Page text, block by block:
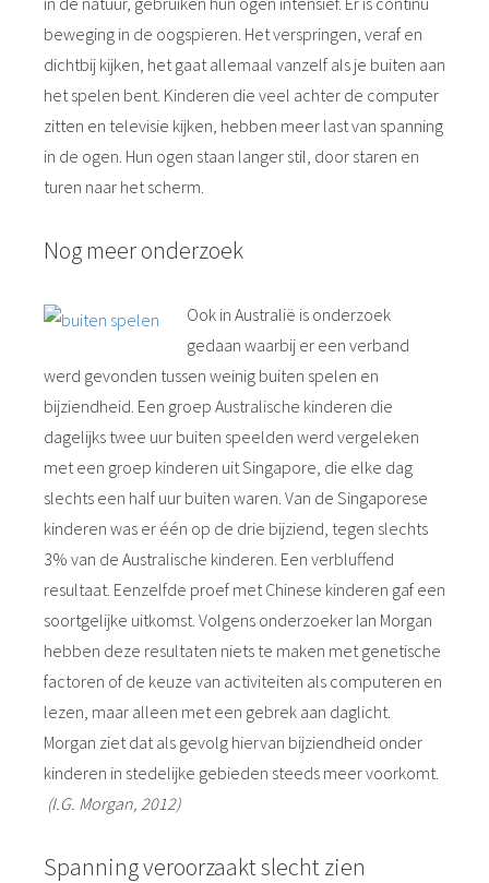
beweging in de oogspieren. Het verspringen, veraf en
dichtbij kijken, het gaat allemaal vanzelf als je buiten aan
het spelen bent. Kinderen die veel achter de computer
zitten en televisie kijken, hebben meer last van spanning
in de ogen. Hun ogen staan langer stil, door staren en
turen naar het scherm.
Nog meer onderzoek
Ook in Australië is onderzoek
gedaan waarbij er een verband
werd gevonden tussen weinig buiten spelen en
bijziendheid. Een groep Australische kinderen die
dagelijks twee uur buiten speelden werd vergeleken
met een groep kinderen uit Singapore, die elke dag
slechts een half uur buiten waren. Van de Singaporese
kinderen was er één op de drie bijziend, tegen slechts
3% van de Australische kinderen. Een verbluffend
resultaat. Eenzelfde proef met Chinese kinderen gaf een
soortgelijke uitkomst. Volgens onderzoeker Ian Morgan
hebben deze resultaten niets te maken met genetische
factoren of de keuze van activiteiten als computeren en
lezen, maar alleen met een gebrek aan daglicht.
Morgan ziet dat als gevolg hiervan bijziendheid onder
kinderen in stedelijke gebieden steeds meer voorkomt.
(I.G. Morgan, 2012)
Spanning veroorzaakt slecht zien